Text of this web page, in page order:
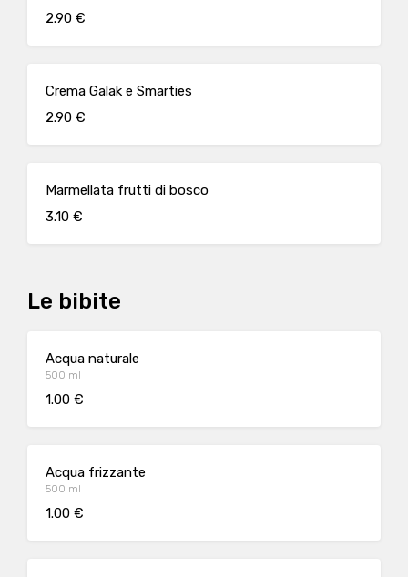
2.90 €
Crema Galak e Smarties
2.90 €
Marmellata frutti di bosco
3.10 €
Le bibite
Acqua naturale
500 ml
1.00 €
Acqua frizzante
500 ml
1.00 €